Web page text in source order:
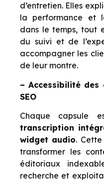
d’entretien. Elles
la performance et
dans le temps, tout
du suivi et de
accompagner les
de leur montre.
– Accessibilité des
SEO
Chaque capsule
transcription
widget audio.
transformer les
éditoriaux
recherche et